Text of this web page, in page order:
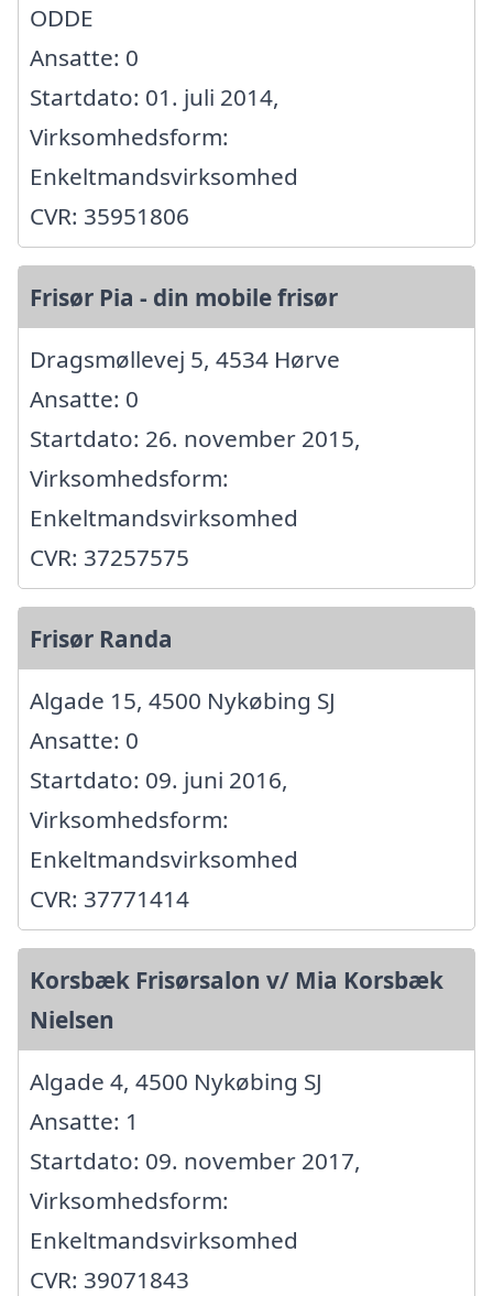
ODDE
Ansatte: 0
Startdato: 01. juli 2014,
Virksomhedsform:
Enkeltmandsvirksomhed
CVR: 35951806
Frisør Pia - din mobile frisør
Dragsmøllevej 5, 4534 Hørve
Ansatte: 0
Startdato: 26. november 2015,
Virksomhedsform:
Enkeltmandsvirksomhed
CVR: 37257575
Frisør Randa
Algade 15, 4500 Nykøbing SJ
Ansatte: 0
Startdato: 09. juni 2016,
Virksomhedsform:
Enkeltmandsvirksomhed
CVR: 37771414
Korsbæk Frisørsalon v/ Mia Korsbæk
Nielsen
Algade 4, 4500 Nykøbing SJ
Ansatte: 1
Startdato: 09. november 2017,
Virksomhedsform:
Enkeltmandsvirksomhed
CVR: 39071843